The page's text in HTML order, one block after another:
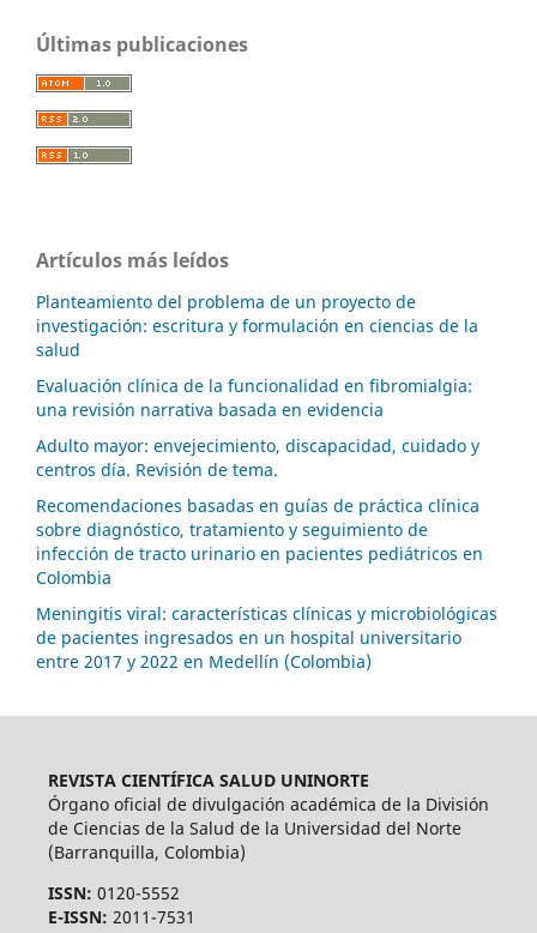
Últimas publicaciones
Artículos más leídos
Planteamiento del problema de un proyecto de
investigación: escritura y formulación en ciencias de la
salud
Evaluación clínica de la funcionalidad en fibromialgia:
una revisión narrativa basada en evidencia
Adulto mayor: envejecimiento, discapacidad, cuidado y
centros día. Revisión de tema.
Recomendaciones basadas en guías de práctica clínica
sobre diagnóstico, tratamiento y seguimiento de
infección de tracto urinario en pacientes pediátricos en
Colombia
Meningitis viral: características clínicas y microbiológicas
de pacientes ingresados en un hospital universitario
entre 2017 y 2022 en Medellín (Colombia)
REVISTA CIENTÍFICA SALUD UNINORTE
Órgano oficial de divulgación académica de la División
de Ciencias de la Salud de la Universidad del Norte
(Barranquilla, Colombia)
ISSN: 0120-5552
E-ISSN: 2011-7531